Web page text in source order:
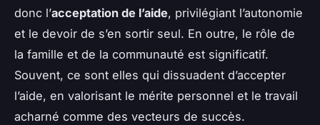
donc l’acceptation de l’aide, privilégiant l’autonomie
et le devoir de s’en sortir seul. En outre, le rôle de
la famille et de la communauté est significatif.
Souvent, ce sont elles qui dissuadent d’accepter
l’aide, en valorisant le mérite personnel et le travail
acharné comme des vecteurs de succès.